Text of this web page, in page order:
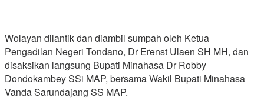
Wolayan dilantik dan diambil sumpah oleh Ketua
Pengadilan Negeri Tondano, Dr Erenst Ulaen SH MH, dan
disaksikan langsung Bupati Minahasa Dr Robby
Dondokambey SSi MAP, bersama Wakil Bupati Minahasa
Vanda Sarundajang SS MAP.